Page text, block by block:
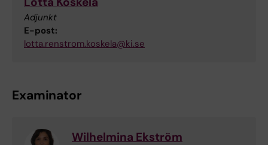
Adjunkt
E-post:
lotta.renstrom.koskela@ki.se
Examinator
Wilhelmina Ekström